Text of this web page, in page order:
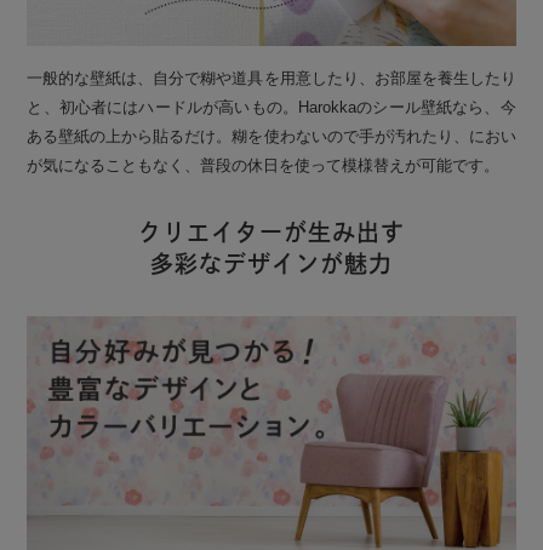
一般的な壁紙は、自分で糊や道具を用意したり、お部屋を養生したり
と、初心者にはハードルが高いもの。Harokkaのシール壁紙なら、今
ある壁紙の上から貼るだけ。糊を使わないので手が汚れたり、におい
が気になることもなく、普段の休日を使って模様替えが可能です。
クリエイターが生み出す
多彩なデザインが魅力